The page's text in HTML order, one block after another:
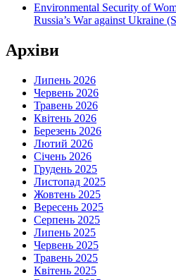
Environmental Security of
Russia’s War against Ukraine
Архіви
Липень 2026
Червень 2026
Травень 2026
Квітень 2026
Березень 2026
Лютий 2026
Січень 2026
Грудень 2025
Листопад 2025
Жовтень 2025
Вересень 2025
Серпень 2025
Липень 2025
Червень 2025
Травень 2025
Квітень 2025